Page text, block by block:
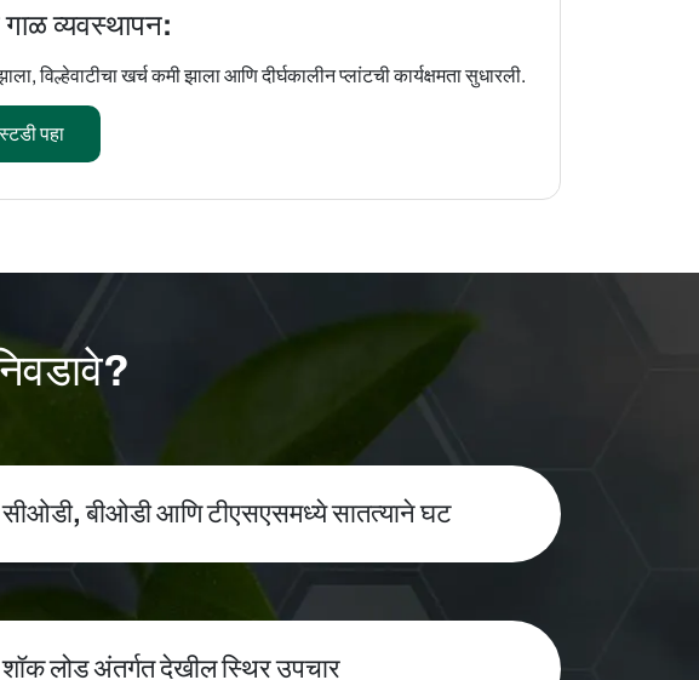
व्यवस्थापन:
विल्हेवाटीचा खर्च कमी झाला आणि दीर्घकालीन प्लांटची कार्यक्षमता सुधारली.
पहा
सीओडी, बीओडी आणि टीएसएसमध्ये सातत्याने घट
शॉक लोड अंतर्गत देखील स्थिर उपचार